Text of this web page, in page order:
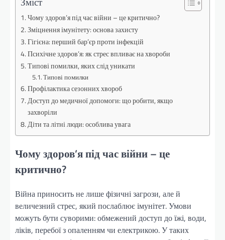
Чому здоров’я під час війни – це критично?
Зміцнення імунітету: основа захисту
Гігієна: перший бар’єр проти інфекцій
Психічне здоров’я: як стрес впливає на хвороби
Типові помилки, яких слід уникати
Типові помилки
Профілактика сезонних хвороб
Доступ до медичної допомоги: що робити, якщо
захворіли
Діти та літні люди: особлива увага
Чому здоров’я під час війни – це
критично?
Війна приносить не лише фізичні загрози, але й
величезний стрес, який послаблює імунітет. Умови
можуть бути суворими: обмежений доступ до їжі, води,
ліків, перебої з опаленням чи електрикою. У таких